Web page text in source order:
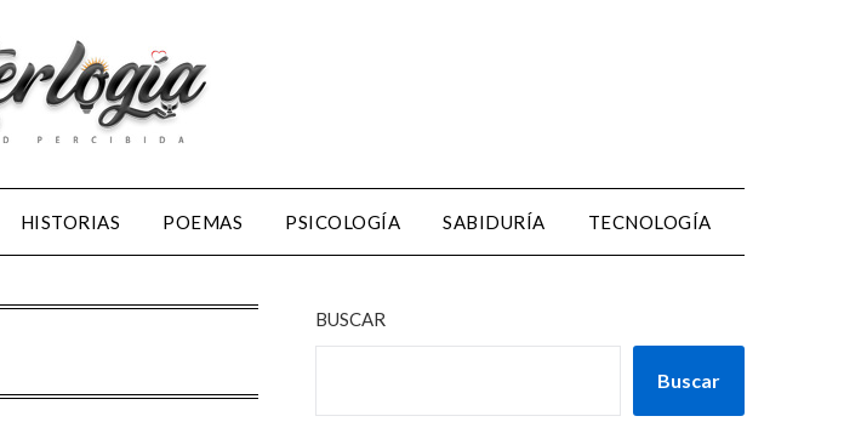
HISTORIAS POEMAS PSICOLOGÍA SABIDURÍA TECNOLOGÍA
BUSCAR
Buscar